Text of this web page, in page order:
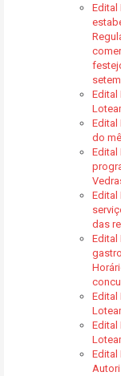
Edital
Edital
Edital
do
Edital
Edital
das
Edital
Edital
Edital
Edital